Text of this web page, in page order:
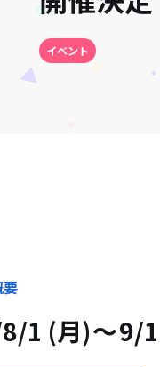
イベント
1 (月) 9/